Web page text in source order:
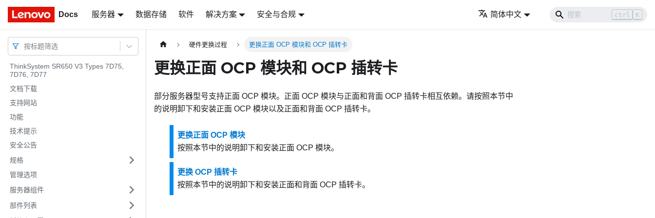
Docs 服务器 数据存储 软件 解决方案 安全与合规 简体中文 ctrl K
Docs
按标题筛选
ThinkSystem SR650 V3 Types 7D75,
7D76, 7D77
文档下载
支持网站
功能
技术提示
安全公告
规格
管理选项
服务器组件
部件列表
硬件更换过程 更换正面 OCP 模块和 OCP 插转卡
更换正面 OCP 模块和 OCP 插转卡
部分服务器型号支持正面 OCP 模块。正面 OCP 模块与正面和背面 OCP 插转卡相互依赖。请按照本节中
的说明卸下和安装正面 OCP 模块以及正面和背面 OCP 插转卡。
更换正面 OCP 模块
按照本节中的说明卸下和安装正面 OCP 模块。
更换 OCP 插转卡
按照本节中的说明卸下和安装正面和背面 OCP 插转卡。